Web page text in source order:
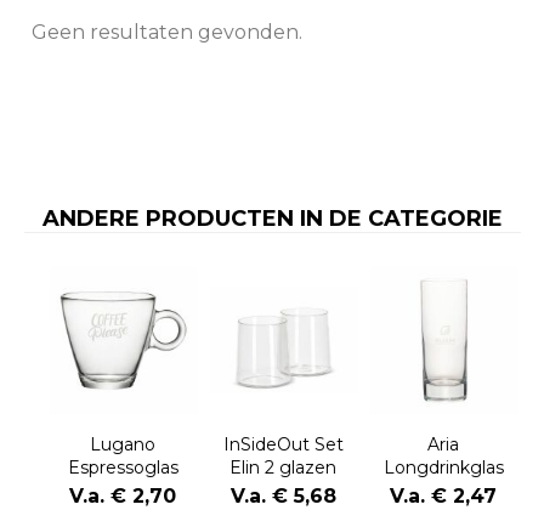
Geen resultaten gevonden.
ANDERE PRODUCTEN IN DE CATEGORIE
Lugano
Espressoglas
100 ml
V.a. € 2,70
InSideOut Set
Elin 2 glazen
V.a. € 5,68
Aria
Longdrinkglas
330 ml
V.a. € 2,47